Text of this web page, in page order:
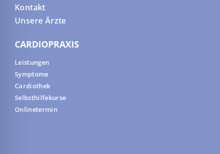
Kontakt
Unsere Ärzte
CARDIOPRAXIS
Leistungen
Symptome
Cardiothek
Selbsthilfekurse
Onlinetermin